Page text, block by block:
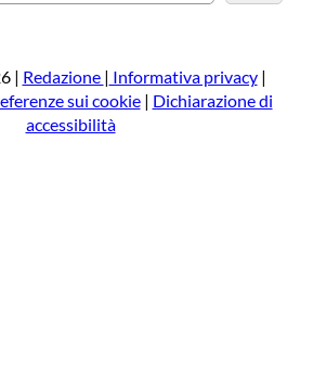
a
| Redazione | Informativa privacy|
sui cookie| Dichiarazione di
accessibilità